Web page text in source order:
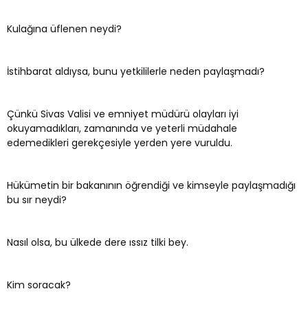
Kulağına üflenen neydi?
İstihbarat aldıysa, bunu yetkililerle neden paylaşmadı?
Çünkü Sivas Valisi ve emniyet müdürü olayları iyi
okuyamadıkları, zamanında ve yeterli müdahale
edemedikleri gerekçesiyle yerden yere vuruldu.
Hükümetin bir bakanının öğrendiği ve kimseyle paylaşmadığı
bu sır neydi?
Nasıl olsa, bu ülkede dere ıssız tilki bey.
Kim soracak?